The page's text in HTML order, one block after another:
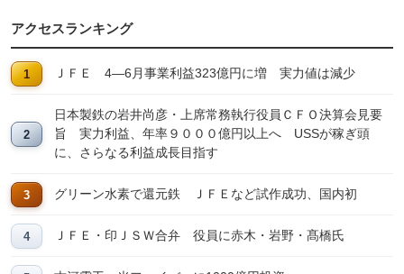
アクセスランキング
ＪＦＥ 4―6月事業利益323億円に増 実力値は減少
日本製鉄の岩井尚彦・上席常務執行役員ＣＦＯ決算会見要
旨 実力利益、年率９０００億円以上へ USSが稼ぎ頭
に、さらなる利益成長目指す
グリーン水素で還元鉄 ＪＦＥなど試作成功、国内初
ＪＦＥ・印ＪＳＷ合弁 役員に赤木・岩野・髙橋氏